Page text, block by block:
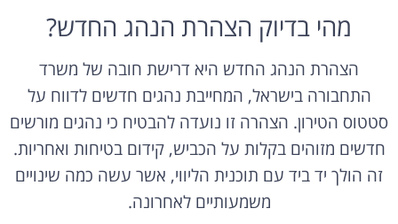
מהי בדיוק הצהרת הנהג החדש?
הצהרת הנהג החדש היא דרישת חובה של משרד
התחבורה בישראל, המחייבת נהגים חדשים לדווח על
סטטוס הטירון. הצהרה זו נועדה להבטיח כי נהגים מורשים
חדשים מזוהים בקלות על הכביש, קידום בטיחות ואחריות.
זה הולך יד ביד עם תוכנית הליווי, אשר עשה כמה שינויים
משמעותיים לאחרונה.